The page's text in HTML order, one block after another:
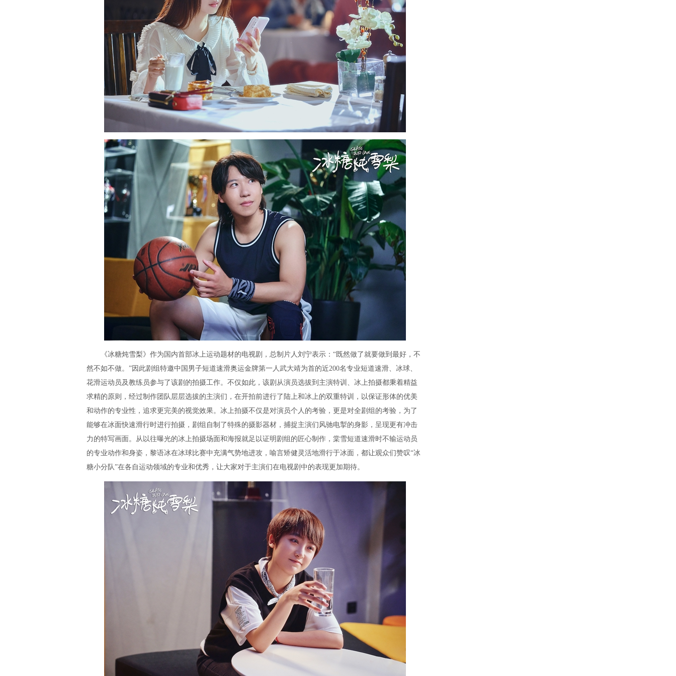
《冰糖炖雪梨》作为国内首部冰上运动题材的电视剧，总制片人刘宁表示：“既然做了就要做到最好，不
然不如不做。”因此剧组特邀中国男子短道速滑奥运金牌第一人武大靖为首的近200名专业短道速滑、冰球、
花滑运动员及教练员参与了该剧的拍摄工作。不仅如此，该剧从演员选拔到主演特训、冰上拍摄都秉着精益
求精的原则，经过制作团队层层选拔的主演们，在开拍前进行了陆上和冰上的双重特训，以保证形体的优美
和动作的专业性，追求更完美的视觉效果。冰上拍摄不仅是对演员个人的考验，更是对全剧组的考验，为了
能够在冰面快速滑行时进行拍摄，剧组自制了特殊的摄影器材，捕捉主演们风驰电掣的身影，呈现更有冲击
力的特写画面。从以往曝光的冰上拍摄场面和海报就足以证明剧组的匠心制作，棠雪短道速滑时不输运动员
的专业动作和身姿，黎语冰在冰球比赛中充满气势地进攻，喻言矫健灵活地滑行于冰面，都让观众们赞叹“冰
糖小分队”在各自运动领域的专业和优秀，让大家对于主演们在电视剧中的表现更加期待。